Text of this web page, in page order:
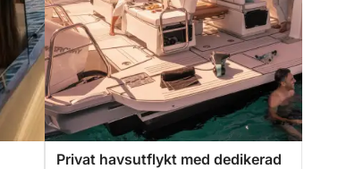
Privat havsutflykt med dedikerad